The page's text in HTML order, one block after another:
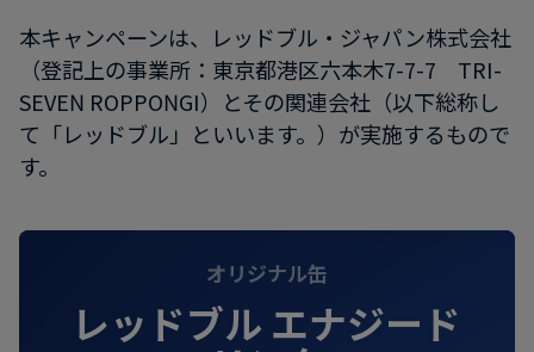
本キャンペーンは、レッドブル・ジャパン株式会社
（登記上の事業所：東京都港区六本木7-7-7 TRI-
SEVEN ROPPONGI）とその関連会社（以下総称し
て「レッドブル」といいます。）が実施するもので
す。
オリジナル缶
レッドブル エナジード